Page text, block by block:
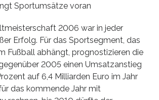
Sportumsätze voran
2006 war in jeder
Erfolg. Für das Sportsegment, das
Fußball abhängt, prognostizieren die
2005 einen Umsatzanstieg
auf 6,4 Milliarden Euro im Jahr
das kommende Jahr mit